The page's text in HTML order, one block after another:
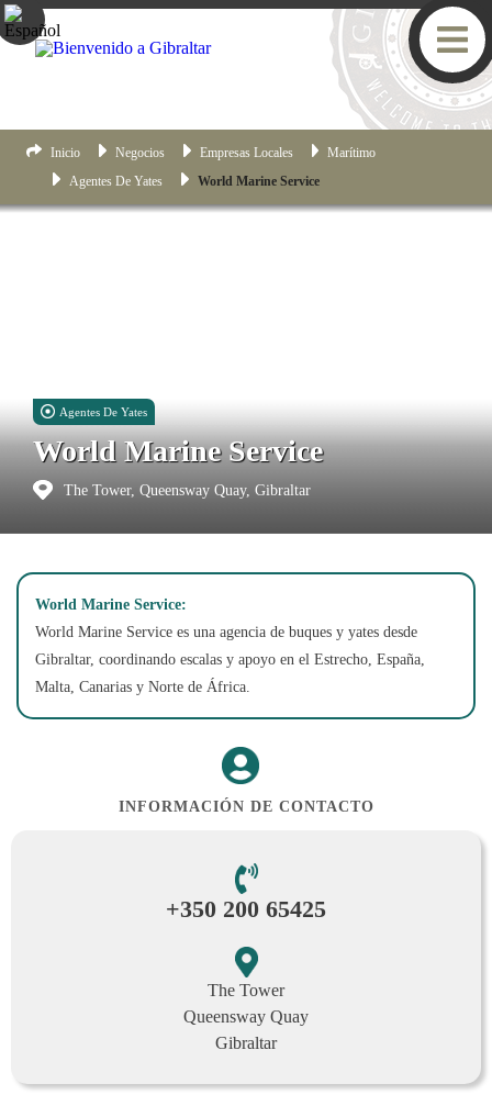
Inicio Negocios Empresas Locales
Marítimo
Agentes De Yates
World Marine Service
Agentes De Yates
World Marine Service
The Tower, Queensway Quay, Gibraltar
World Marine Service:
World Marine Service es una agencia de buques y yates desde
Gibraltar, coordinando escalas y apoyo en el Estrecho, España,
Malta, Canarias y Norte de África.
INFORMACIÓN DE CONTACTO
+350 200 65425
The Tower
Queensway Quay
Gibraltar